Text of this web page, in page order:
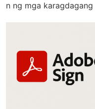
n ng mga karagdagang